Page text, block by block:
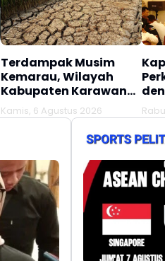
Terdampak Musim
Kemarau, Wilayah
Kabupaten Karawang
Kekeringan Makin
Meluas
Kamis, 6 Agustus 2026